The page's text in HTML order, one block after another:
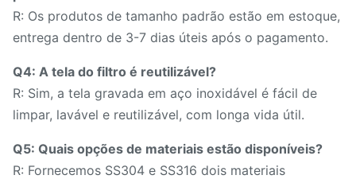
R: Os produtos de tamanho padrão estão em estoque,
entrega dentro de 3-7 dias úteis após o pagamento.
Q4: A tela do filtro é reutilizável?
R: Sim, a tela gravada em aço inoxidável é fácil de
limpar, lavável e reutilizável, com longa vida útil.
Q5: Quais opções de materiais estão disponíveis?
R: Fornecemos SS304 e SS316 dois materiais